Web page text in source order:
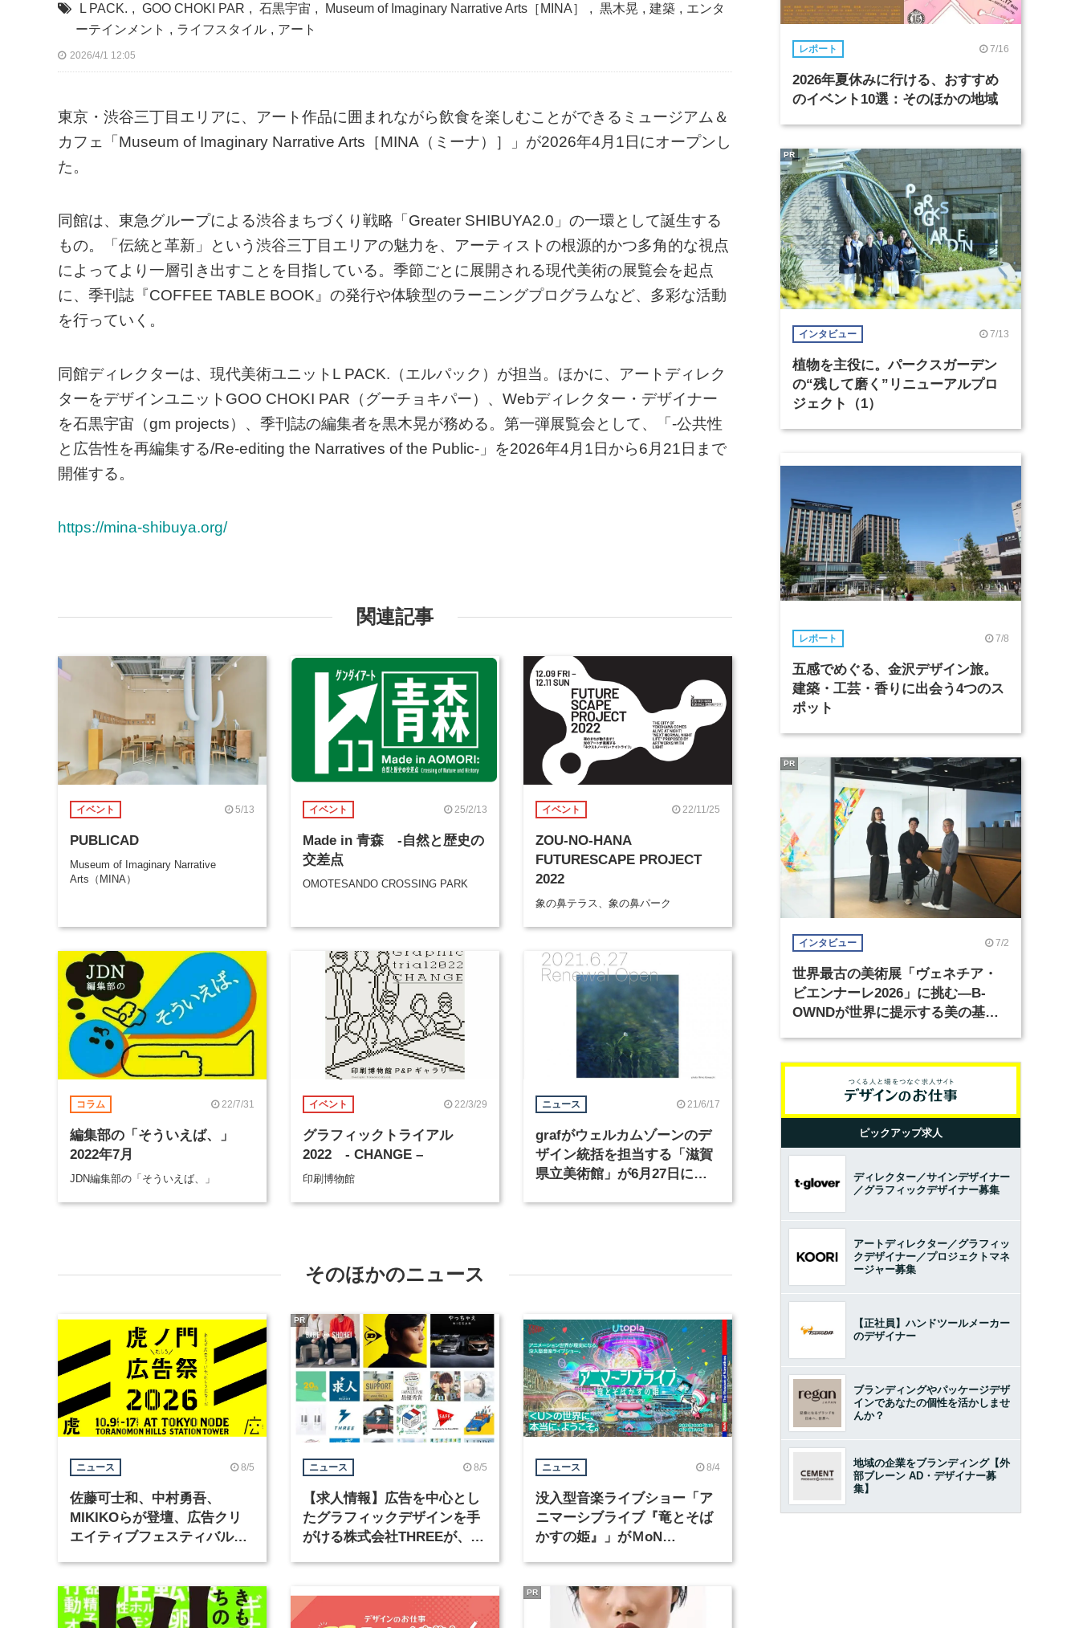
L PACK. , GOO CHOKI PAR , 石黒宇宙 , Museum of Imaginary Narrative Arts［MINA］ , 黒木晃 , 建築 , エンタ
ーテインメント , ライフスタイル , アート
2026/4/1 12:05
東京・渋谷三丁目エリアに、アート作品に囲まれながら飲食を楽しむことができるミュージアム＆
カフェ「Museum of Imaginary Narrative Arts［MINA（ミーナ）］」が2026年4月1日にオープンし
た。
同館は、東急グループによる渋谷まちづくり戦略「Greater SHIBUYA2.0」の一環として誕生する
もの。「伝統と革新」という渋谷三丁目エリアの魅力を、アーティストの根源的かつ多角的な視点
によってより一層引き出すことを目指している。季節ごとに展開される現代美術の展覧会を起点
に、季刊誌『COFFEE TABLE BOOK』の発行や体験型のラーニングプログラムなど、多彩な活動
を行っていく。
同館ディレクターは、現代美術ユニットL PACK.（エルパック）が担当。ほかに、アートディレク
ターをデザインユニットGOO CHOKI PAR（グーチョキパー）、Webディレクター・デザイナー
を石黒宇宙（gm projects）、季刊誌の編集者を黒木晃が務める。第一弾展覧会として、「-公共性
と広告性を再編集する/Re-editing the Narratives of the Public-」を2026年4月1日から6月21日まで
開催する。
https://mina-shibuya.org/
関連記事
イベント 5/13
PUBLICAD
Museum of Imaginary Narrative
Arts（MINA）
イベント 25/2/13
Made in 青森 -自然と歴史の
交差点
OMOTESANDO CROSSING PARK
イベント 22/11/25
ZOU-NO-HANA
FUTURESCAPE PROJECT
2022
象の鼻テラス、象の鼻パーク
コラム 22/7/31
編集部の「そういえば、」
2022年7月
JDN編集部の「そういえば、」
イベント 22/3/29
グラフィックトライアル
2022 - CHANGE –
印刷博物館
ニュース 21/6/17
grafがウェルカムゾーンのデ
ザイン統括を担当する「滋賀
県立美術館」が6月27日にオ
そのほかのニュース
ニュース 8/5
佐藤可士和、中村勇吾、
MIKIKOらが登壇、広告クリ
エイティブフェスティバル
ニュース 8/5
【求人情報】広告を中心とし
たグラフィックデザインを手
がける株式会社THREEが、グ
PR
ニュース 8/4
没入型音楽ライブショー「ア
ニマーシブライブ『竜とそば
かすの姫』」がＭoN
PR
レポート 7/16
2026年夏休みに行ける、おすすめ
のイベント10選：そのほかの地域
インタビュー 7/13
植物を主役に。パークスガーデン
の“残して磨く”リニューアルプロ
ジェクト（1）
PR
レポート 7/8
五感でめぐる、金沢デザイン旅。
建築・工芸・香りに出会う4つのス
ポット
インタビュー 7/2
世界最古の美術展「ヴェネチア・
ビエンナーレ2026」に挑む―B-
OWNDが世界に提示する美の基準
PR
ピックアップ求人
ディレクター／サインデザイナー
／グラフィックデザイナー募集
アートディレクター／グラフィッ
クデザイナー／プロジェクトマネ
ージャー募集
【正社員】ハンドツールメーカー
のデザイナー
ブランディングやパッケージデザ
インであなたの個性を活かしませ
んか？
地域の企業をブランディング【外
部ブレーン AD・デザイナー募
集】